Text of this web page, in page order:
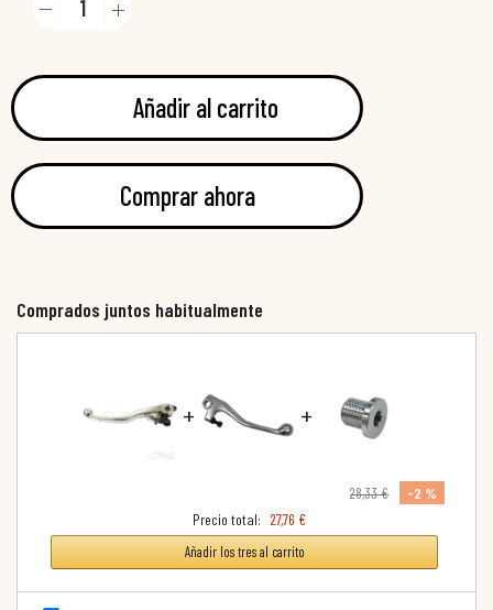
Añadir al carrito
Comprar ahora
Comprados juntos habitualmente
+ +
28,33 €
-2 %
Precio total: 27,76 €
Añadir los tres al carrito